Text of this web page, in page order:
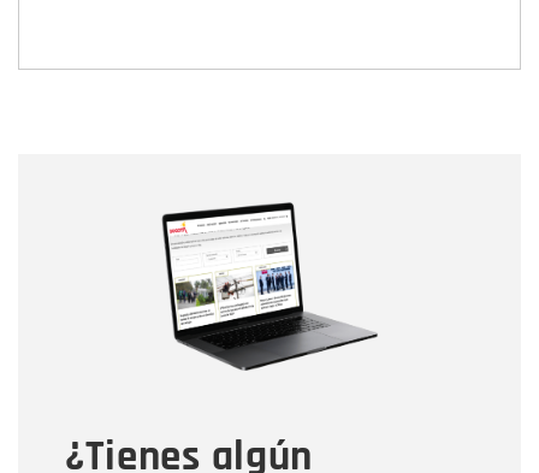
¿Tienes algún
Correo electrónico
Tipo de comentario
Mensaje